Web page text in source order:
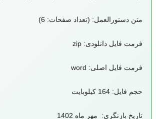
متن دستورالعمل: (تعداد صفحات: 6)
فرمت فایل دانلودی: zip
فرمت فایل اصلی: word
حجم فایل: 164 کیلوبایت
تاریخ بازنگری: مهر ماه 1402